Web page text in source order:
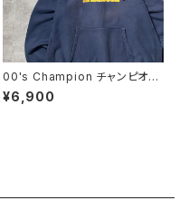
00's Champion チャンピオ
ン リバースウィーブ ラクロ
ス プリント 2XLサイズ ネ
¥6,900